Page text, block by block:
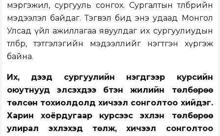
мэргэжил, сургууль сонгох. Сургалтын төлбөрийн
мэдээлэл байдаг. Тэгвэл бид энэ удаад Монгол
Улсад үйл ажиллагаа явуулдаг их сургуулиудын
төлбөр, тэтгэлэгийн мэдээллийг нэгтгэн хүргэж
байна.
Их, дээд сургуулийн нэгдүгээр курсийн
оюутнууд элсэхдээ бүтэн жилийн төлбөрөө
төлсөн тохиолдолд хичээл сонголтоо хийдэг.
Харин хоёрдугаар курсээс эхлэн төлбөрөө
улирал эхлэхэд төлж, хичээл сонголтоо